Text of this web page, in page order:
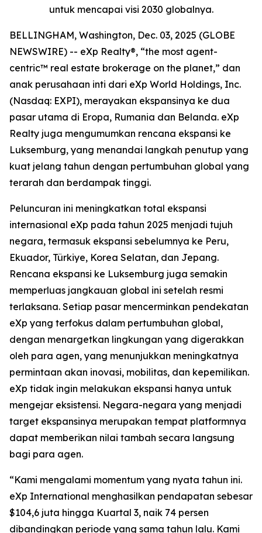
untuk mencapai visi 2030 globalnya.
BELLINGHAM, Washington, Dec. 03, 2025 (GLOBE
NEWSWIRE) -- eXp Realty®, “the most agent-
centric™ real estate brokerage on the planet,” dan
anak perusahaan inti dari eXp World Holdings, Inc.
(Nasdaq: EXPI), merayakan ekspansinya ke dua
pasar utama di Eropa, Rumania dan Belanda. eXp
Realty juga mengumumkan rencana ekspansi ke
Luksemburg, yang menandai langkah penutup yang
kuat jelang tahun dengan pertumbuhan global yang
terarah dan berdampak tinggi.
Peluncuran ini meningkatkan total ekspansi
internasional eXp pada tahun 2025 menjadi tujuh
negara, termasuk ekspansi sebelumnya ke Peru,
Ekuador, Türkiye, Korea Selatan, dan Jepang.
Rencana ekspansi ke Luksemburg juga semakin
memperluas jangkauan global ini setelah resmi
terlaksana. Setiap pasar mencerminkan pendekatan
eXp yang terfokus dalam pertumbuhan global,
dengan menargetkan lingkungan yang digerakkan
oleh para agen, yang menunjukkan meningkatnya
permintaan akan inovasi, mobilitas, dan kepemilikan.
eXp tidak ingin melakukan ekspansi hanya untuk
mengejar eksistensi. Negara-negara yang menjadi
target ekspansinya merupakan tempat platformnya
dapat memberikan nilai tambah secara langsung
bagi para agen.
“Kami mengalami momentum yang nyata tahun ini.
eXp International menghasilkan pendapatan sebesar
$104,6 juta hingga Kuartal 3, naik 74 persen
dibandingkan periode yang sama tahun lalu. Kami